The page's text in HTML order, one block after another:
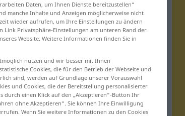
Schöpfung, Werk
Schulung
Daten, um Ihnen Dienste bereitzustellen“
manche Inhalte und Anzeigen möglicherweise nicht
wieder aufrufen, um Ihre Einstellungen zu ändern
Privatsphäre-Einstellungen am unteren Rand der
Website. Weitere Informationen finden Sie in
nutzen und wir besser mit Ihnen
Cookies, die für den Betrieb der Webseite und
sind, werden auf Grundlage unserer Vorauswahl
und Cookies, die der Bereitstellung personalisierter
durch einen Klick auf den „Akzeptieren“-Button Ihr
ohne Akzeptieren“. Sie können Ihre Einwilligung
Wenn Sie weitere Informationen zu den Cookies